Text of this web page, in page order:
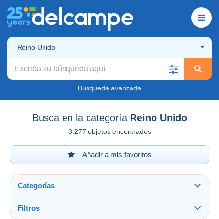
Reino Unido
Búsqueda avanzada
Busca en la categoría Reino Unido
3.277 objetos encontrados
Añadir a mis favoritos
Categorías
Filtros